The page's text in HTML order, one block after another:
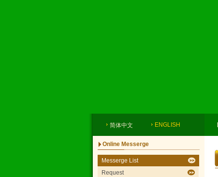
简体中文 ENGLISH
Online Messerge
Messerge List
Request